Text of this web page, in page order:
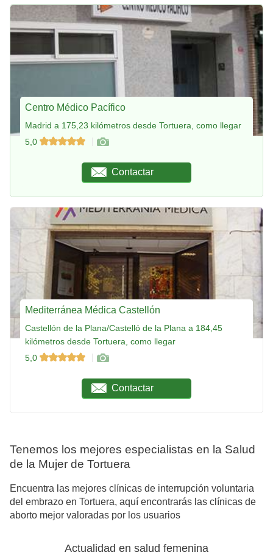
Centro Médico Pacífico
Madrid a 175,23 kilómetros desde Tortuera, como llegar
5,0
Contactar
Mediterránea Médica Castellón
Castellón de la Plana/Castelló de la Plana a 184,45
kilómetros desde Tortuera, como llegar
5,0
Contactar
Tenemos los mejores especialistas en la Salud
de la Mujer de Tortuera
Encuentra las mejores clínicas de interrupción voluntaria
del embrazo en Tortuera, aquí encontrarás las clínicas de
aborto mejor valoradas por los usuarios
Actualidad en salud femenina